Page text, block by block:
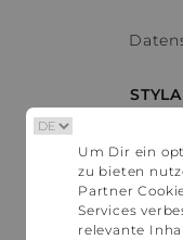
Um Dir ein
zu bieten
Partner
Services
relevante